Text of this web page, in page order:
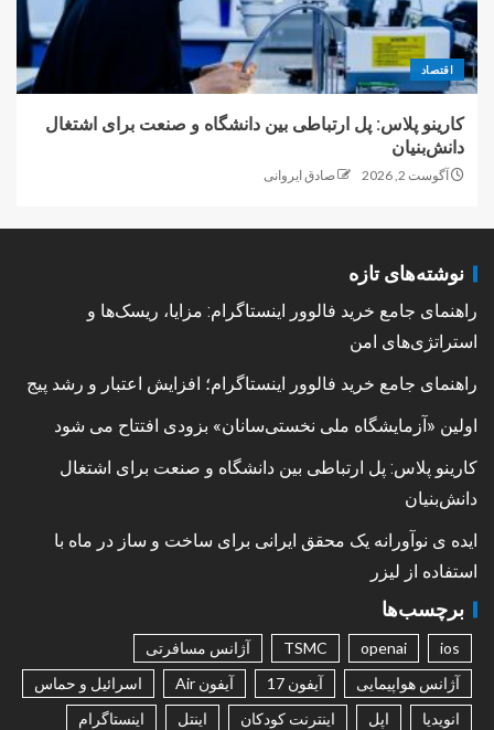
اقتصاد
کارینو پلاس: پل ارتباطی بین دانشگاه و صنعت برای اشتغال
دانش‌بنیان
آگوست 2, 2026 صادق ایروانی
نوشته‌های تازه
راهنمای جامع خرید فالوور اینستاگرام: مزایا، ریسک‌ها و
استراتژی‌های امن
راهنمای جامع خرید فالوور اینستاگرام؛ افزایش اعتبار و رشد پیج
اولین «آزمایشگاه ملی نخستی‌سانان» بزودی افتتاح می شود
کارینو پلاس: پل ارتباطی بین دانشگاه و صنعت برای اشتغال
دانش‌بنیان
ایده ی نوآورانه یک محقق ایرانی برای ساخت و ساز در ماه با
استفاده از لیزر
برچسب‌ها
ios
openai
TSMC
آژانس مسافرتی
آژانس هواپیمایی
آیفون 17 آیفون Air
اسرائیل و حماس
انویدیا
اپل اینترنت کودکان اینتل
اینستاگرام